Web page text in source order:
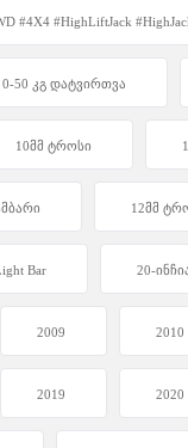
#4X4 #HighLiftJack
0-50 კგ დატვირთვა
10მმ ტროსი
12მმ
Bar 20-
2009 2010
2019 2020